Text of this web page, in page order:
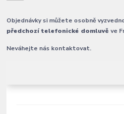
Objednávky si můžete osobně
předchozí telefonické domluvěve
Neváhejte nás kontaktovat.